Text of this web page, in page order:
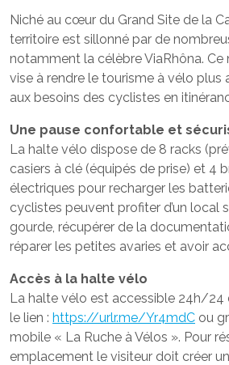
Niché au cœur du Grand Site de la
territoire est sillonné par de
notamment la célèbre ViaRhôna.
vise à rendre le tourisme à vélo
aux besoins des cyclistes en
Une pause confortable et
La halte vélo dispose de 8 racks
casiers à clé (équipés de prise) et 4
électriques pour recharger les
cyclistes peuvent profiter d’un local
gourde, récupérer de la
réparer les petites avaries et avoir
Accès à la halte vélo
La halte vélo est accessible 24h/24
le lien : https://urlr.me/Yr4mdC ou
mobile « La Ruche à Vélos ». Pour
emplacement le visiteur doit créer